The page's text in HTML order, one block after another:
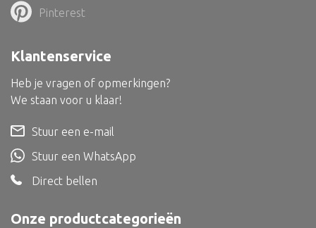
Pilaar
Schaal
Dienblad
Roomdevider
Deco overig
Pinterest
Onze productcategorieën
Klantenservice
Heb je vragen of opmerkingen?
We staan voor u klaar!
Stuur een e-mail
Stuur een WhatsApp
Direct bellen